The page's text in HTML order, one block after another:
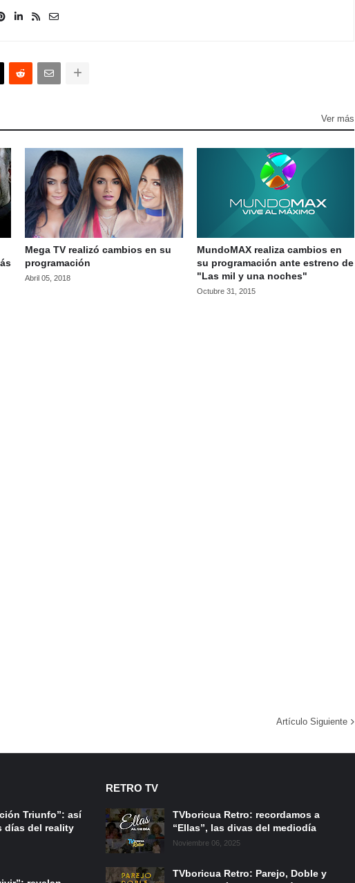
Ver más
Mega TV realizó cambios en su
programación
Abril 05, 2018
MundoMAX realiza cambios en
su programación ante estreno de
"Las mil y una noches"
Octubre 31, 2015
Artículo Siguiente
Triunfo”: así
días del reality
RETRO TV
TVboricua Retro: recordamos a
“Ellas”, las divas del mediodía
Noviembre 06, 2025
TVboricua Retro: Parejo, Doble y